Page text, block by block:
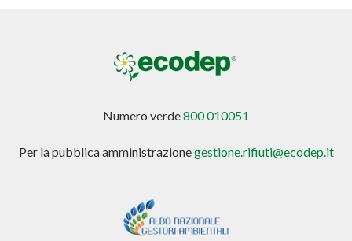
Numero verde800 010051
Per la pubblica amministrazionegestione.rifiuti@ecodep.it